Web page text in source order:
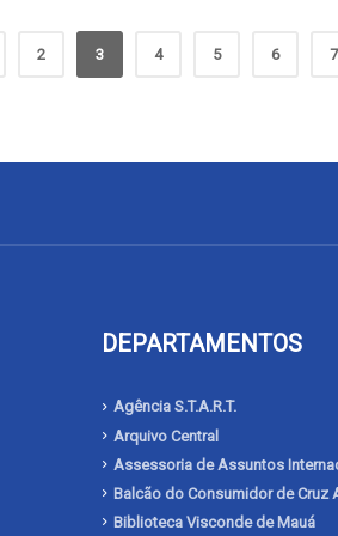
2 3 4 5 6 7
DEPARTAMENTOS
Agência S.T.A.R.T.
Arquivo Central
Assessoria de Assuntos
Balcão do Consumidor de Cruz
Biblioteca Visconde de Mauá